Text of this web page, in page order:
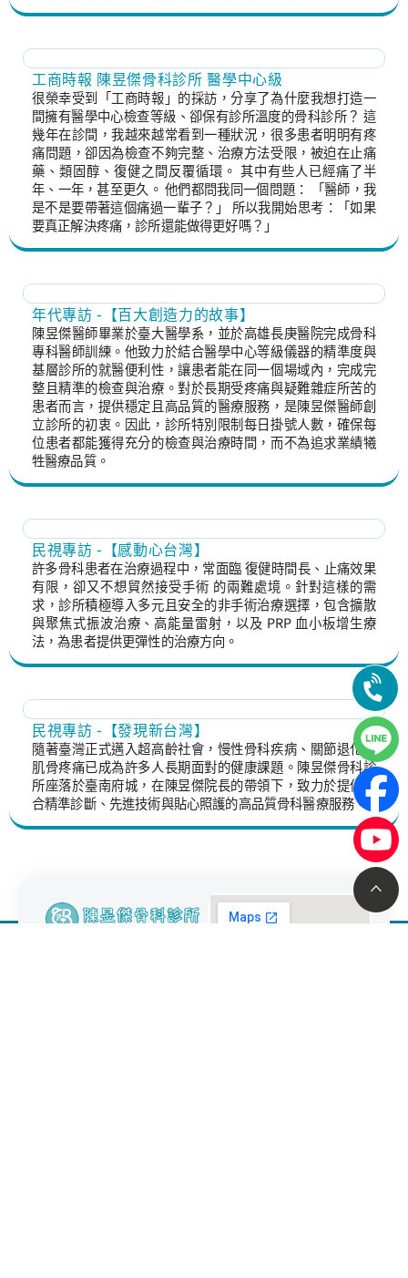
工商時報 陳昱傑骨科診所 醫學中心級
很榮幸受到「工商時報」的採訪，分享了為什麼我想打造一
間擁有醫學中心檢查等級、卻保有診所溫度的骨科診所？ 這
幾年在診間，我越來越常看到一種狀況，很多患者明明有疼
痛問題，卻因為檢查不夠完整、治療方法受限，被迫在止痛
藥、類固醇、復健之間反覆循環。 其中有些人已經痛了半
年、一年，甚至更久。 他們都問我同一個問題： 「醫師，我
是不是要帶著這個痛過一輩子？」 所以我開始思考：「如果
要真正解決疼痛，診所還能做得更好嗎？」
年代專訪 -【百大創造力的故事】
陳昱傑醫師畢業於臺大醫學系，並於高雄長庚醫院完成骨科
專科醫師訓練。他致力於結合醫學中心等級儀器的精準度與
基層診所的就醫便利性，讓患者能在同一個場域內，完成完
整且精準的檢查與治療。對於長期受疼痛與疑難雜症所苦的
患者而言，提供穩定且高品質的醫療服務，是陳昱傑醫師創
立診所的初衷。因此，診所特別限制每日掛號人數，確保每
位患者都能獲得充分的檢查與治療時間，而不為追求業績犧
牲醫療品質。
民視專訪 -【感動心台灣】
許多骨科患者在治療過程中，常面臨 復健時間長、止痛效果
有限，卻又不想貿然接受手術 的兩難處境。針對這樣的需
求，診所積極導入多元且安全的非手術治療選擇，包含擴散
與聚焦式振波治療、高能量雷射，以及 PRP 血小板增生療
法，為患者提供更彈性的治療方向。
民視專訪 -【發現新台灣】
隨著臺灣正式邁入超高齡社會，慢性骨科疾病、關節退化與
肌骨疼痛已成為許多人長期面對的健康課題。陳昱傑骨科診
所座落於臺南府城，在陳昱傑院長的帶領下，致力於提供結
合精準診斷、先進技術與貼心照護的高品質骨科醫療服務。